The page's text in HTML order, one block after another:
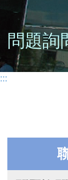
問題詢
:::